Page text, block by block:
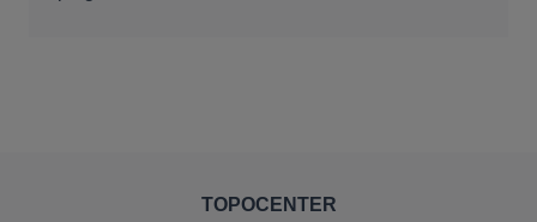
TOPOCENTER